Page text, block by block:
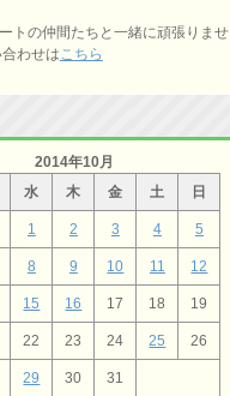
トの仲間たちと一緒に頑張りませ
わせはこちら
2014年10月
水 木 金 土 日
1 2 3 4 5
8 9 10 11 12
15 16 17 18 19
22 23 24 25 26
29 30 31